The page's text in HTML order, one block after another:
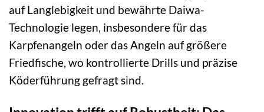
auf Langlebigkeit und bewährte Daiwa-
Technologie legen, insbesondere für das
Karpfenangeln oder das Angeln auf größere
Friedfische, wo kontrollierte Drills und präzise
Köderführung gefragt sind.